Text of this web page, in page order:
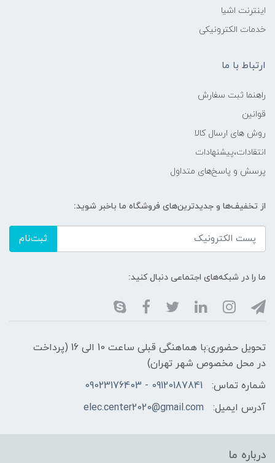
اینترنت اشیا
خدمات الکترونیکی
ارتباط با ما
راهنما ثبت سفارش
قوانین
روش های ارسال کالا
انتقادات،پیشنهادات
پرسش و پاسخ‌های متداول
از تخفیف‌ها و جدیدترین‌های فروشگاه ما باخبر شوید:
ثبت‌نام
ما را در شبکه‌های اجتماعی دنبال کنید:
تحویل حضوری:با هماهنگی قبلی ساعت 10 الی 16 (پرداخت
در محل مخصوص شهر تهران)
شماره تماس:
09120187841 - 09023176403
آدرس ایمیل:
elec.center2020@gmail.com
درباره ما